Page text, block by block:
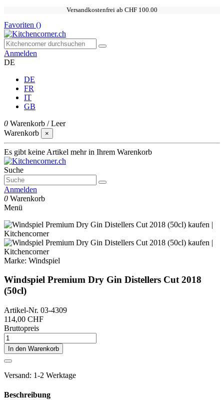
Versandkostenfrei ab CHF 100.00
Favoriten ()
Anmelden
DE
DE
FR
IT
GB
0 Warenkorb /Leer
Warenkorb
×
Es gibt keine Artikel mehr in Ihrem Warenkorb
Suche
Anmelden
0 Warenkorb
Menü
Marke: Windspiel
Windspiel Premium Dry Gin Distellers Cut 2018
(50cl)
Artikel-Nr. 03-4309
114,00 CHF
Bruttopreis
In den Warenkorb
Versand: 1-2 Werktage
Beschreibung